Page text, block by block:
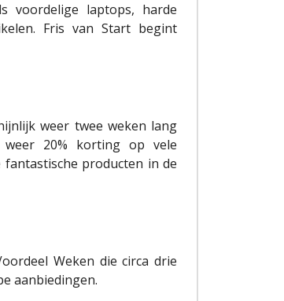
voordelige laptops, harde
Fris van Start begint
weer twee weken lang
weer 20% korting op vele
producten in de
Weken die circa drie
aanbiedingen.